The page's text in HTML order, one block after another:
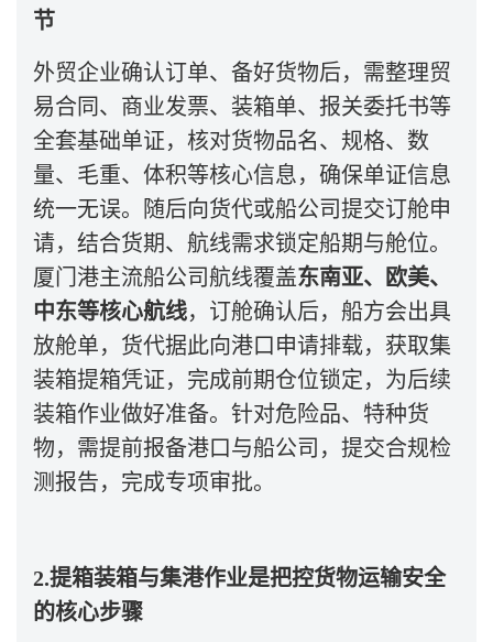
节
外贸企业确认订单、备好货物后，需整理贸
易合同、商业发票、装箱单、报关委托书等
全套基础单证，核对货物品名、规格、数
量、毛重、体积等核心信息，确保单证信息
统一无误。随后向货代或船公司提交订舱申
请，结合货期、航线需求锁定船期与舱位。
厦门港主流船公司航线覆盖东南亚、欧美、
中东等核心航线，订舱确认后，船方会出具
放舱单，货代据此向港口申请排载，获取集
装箱提箱凭证，完成前期仓位锁定，为后续
装箱作业做好准备。针对危险品、特种货
物，需提前报备港口与船公司，提交合规检
测报告，完成专项审批。
2.提箱装箱与集港作业是把控货物运输安全
的核心步骤